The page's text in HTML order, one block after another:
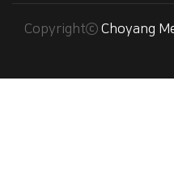
Copyrightⓒ Choyang